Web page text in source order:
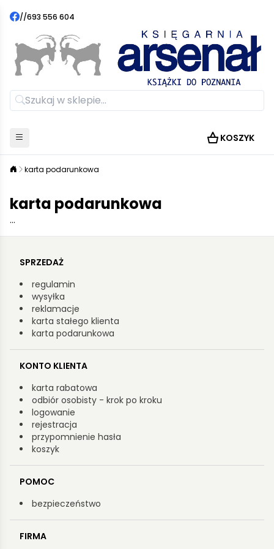
//693 556 604
KOSZYK
karta podarunkowa
karta podarunkowa
...
SPRZEDAŻ
regulamin
wysyłka
reklamacje
karta stałego klienta
karta podarunkowa
KONTO KLIENTA
karta rabatowa
odbiór osobisty - krok po kroku
logowanie
rejestracja
przypomnienie hasła
koszyk
POMOC
bezpieczeństwo
FIRMA